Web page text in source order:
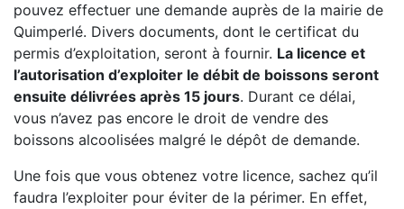
pouvez effectuer une demande auprès de la mairie de
Quimperlé. Divers documents, dont le certificat du
permis d’exploitation, seront à fournir. La licence et
l’autorisation d’exploiter le débit de boissons seront
ensuite délivrées après 15 jours. Durant ce délai,
vous n’avez pas encore le droit de vendre des
boissons alcoolisées malgré le dépôt de demande.
Une fois que vous obtenez votre licence, sachez qu’il
faudra l’exploiter pour éviter de la périmer. En effet,